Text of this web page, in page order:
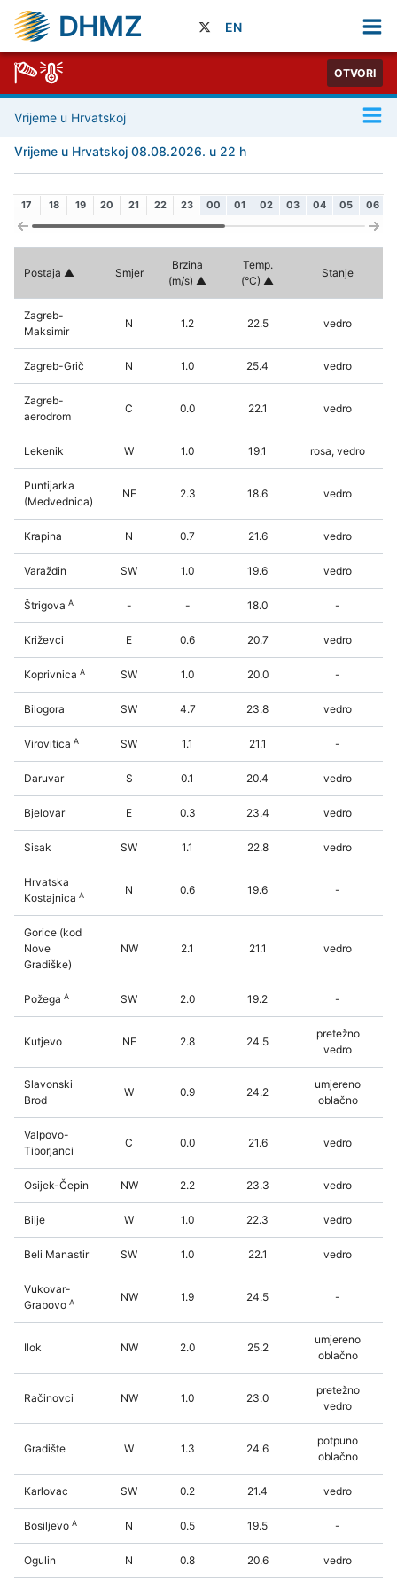
DHMZ EN
OTVORI
Vrijeme u Hrvatskoj
Vrijeme u Hrvatskoj 08.08.2026. u 22 h
17 18 19 20 21 22 23 00 01 02 03 04 05 06
Postaja Smjer
Brzina
(m/s)
Temp.
(°C)
Stanje
Zagreb-
Maksimir
N 1.2 22.5 vedro
Zagreb-Grič N 1.0 25.4 vedro
Zagreb-
aerodrom
C 0.0 22.1 vedro
Lekenik W 1.0 19.1 rosa, vedro
Puntijarka
(Medvednica)
NE 2.3 18.6 vedro
Krapina N 0.7 21.6 vedro
Varaždin SW 1.0 19.6 vedro
Štrigova A - - 18.0 -
Križevci E 0.6 20.7 vedro
Koprivnica A SW 1.0 20.0 -
Bilogora SW 4.7 23.8 vedro
Virovitica A SW 1.1 21.1 -
Daruvar S 0.1 20.4 vedro
Bjelovar E 0.3 23.4 vedro
Sisak SW 1.1 22.8 vedro
Hrvatska
Kostajnica A N 0.6 19.6 -
Gorice (kod
Nove
Gradiške)
NW 2.1 21.1 vedro
Požega A SW 2.0 19.2 -
Kutjevo NE 2.8 24.5
pretežno
vedro
Slavonski
Brod
W 0.9 24.2
umjereno
oblačno
Valpovo-
Tiborjanci
C 0.0 21.6 vedro
Osijek-Čepin NW 2.2 23.3 vedro
Bilje W 1.0 22.3 vedro
Beli Manastir SW 1.0 22.1 vedro
Vukovar-
Grabovo A NW 1.9 24.5 -
Ilok NW 2.0 25.2
umjereno
oblačno
Račinovci NW 1.0 23.0
pretežno
vedro
Gradište W 1.3 24.6
potpuno
oblačno
Karlovac SW 0.2 21.4 vedro
Bosiljevo A N 0.5 19.5 -
Ogulin N 0.8 20.6 vedro